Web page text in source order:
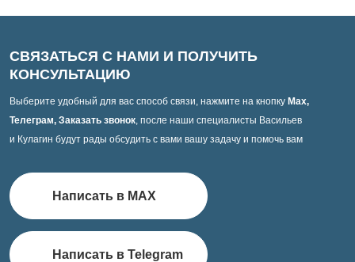
СВЯЗАТЬСЯ С НАМИ И ПОЛУЧИТЬ
КОНСУЛЬТАЦИЮ
Выберите удобный для вас способ связи, нажмите на кнопку Max,
Телеграм, Заказать звонок, после наши специалисты Васильев
и Кулагин будут рады обсудить с вами вашу задачу и помочь вам
Написать в MAX
Написать в Telegram